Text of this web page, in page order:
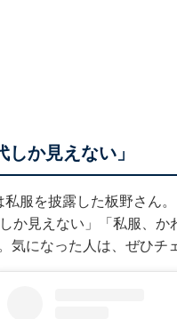
しか見えない」
私服を披露した板野さん
しか見えない」「私服、
気になった人は、ぜひチ